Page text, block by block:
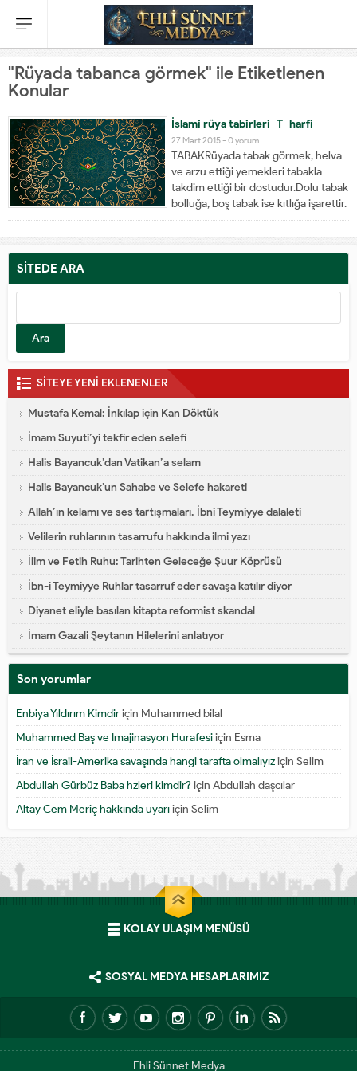
"Rüyada tabanca görmek" ile Etiketlenen
Konular
İslami rüya tabirleri -T- harfi
27 Mart 2015 - 0 yorum
TABAKRüyada tabak görmek, helva
ve arzu ettiği yemekleri tabakla
takdim ettiği bir dostudur.Dolu tabak
bolluğa, boş tabak ise kıtlığa işarettir.
Rüyada tabak kırmak sevinçli bir
haber almaya yorulur.
TABAKARüyada tabaka görmek,
ilgilendiren bir takım olayların
SİTEDE ARA
SİTEYE YENİ EKLENENLER
Mustafa Kemal: İnkılap için Kan Döktük
İmam Suyuti’yi tekfir eden selefi
Halis Bayancuk’dan Vatikan’a selam
Halis Bayancuk’un Sahabe ve Selefe hakareti
Allah’ın kelamı ve ses tartışmaları. İbni Teymiyye dalaleti
Velilerin ruhlarının tasarrufu hakkında ilmi yazı
İlim ve Fetih Ruhu: Tarihten Geleceğe Şuur Köprüsü
İbn-i Teymiyye Ruhlar tasarruf eder savaşa katılır diyor
Diyanet eliyle basılan kitapta reformist skandal
İmam Gazali Şeytanın Hilelerini anlatıyor
Son yorumlar
Enbiya Yıldırım Kimdiriçin Muhammed bilal
Muhammed Baş ve İmajinasyon Hurafesiiçin Esma
İran ve İsrail-Amerika savaşında hangi tarafta olmalıyıziçin Selim
Abdullah Gürbüz Baba hzleri kimdir?için Abdullah daşcılar
Altay Cem Meriç hakkında uyarıiçin Selim
KOLAY ULAŞIM MENÜSÜ
SOSYAL MEDYA HESAPLARIMIZ
Ehli Sünnet Medya